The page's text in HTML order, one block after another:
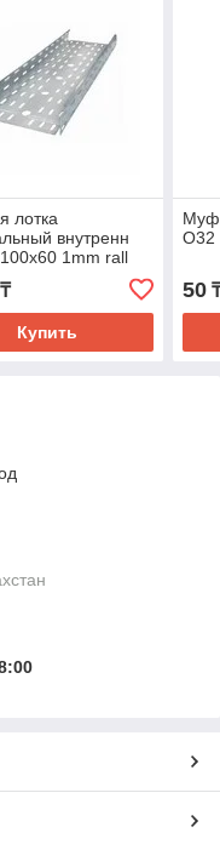
лотка
внутренн
1mm rall
Купить
50